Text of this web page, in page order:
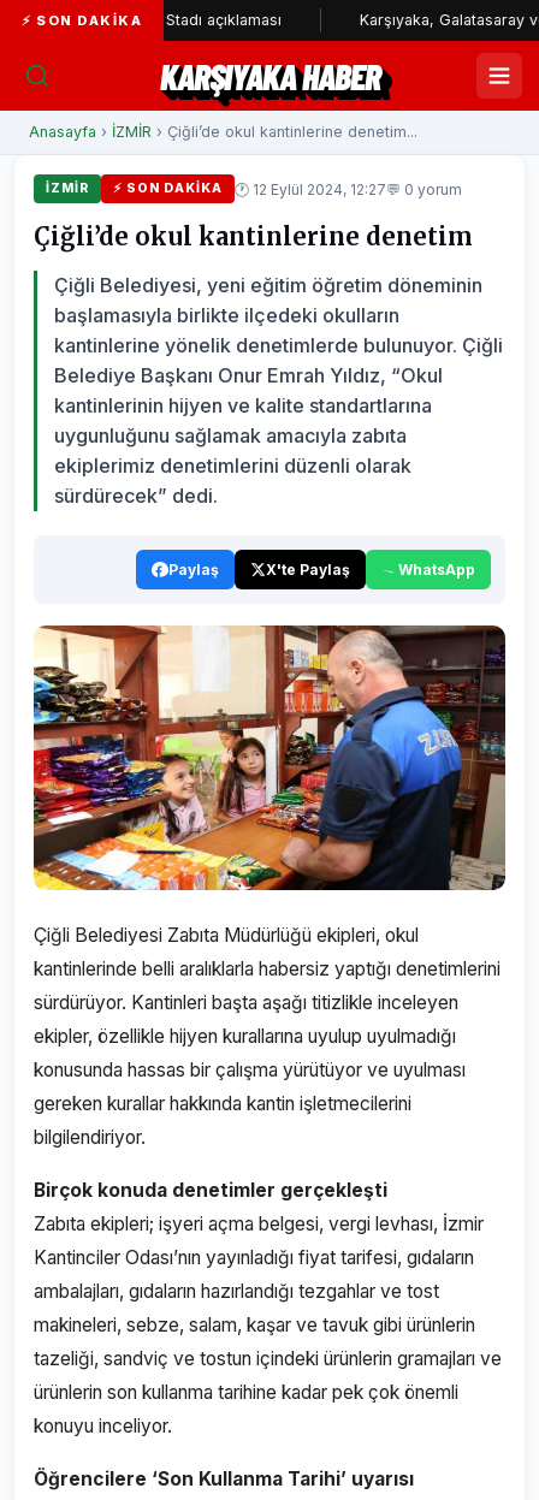
⚡ SON DAKIKA
Karşıyaka Stadı açıklaması Karşıyaka, Galatasaray ve
KARŞIYAKA HABER
Anasayfa › İZMİR › Çiğli’de okul kantinlerine denetim...
İZMİR ⚡ SON DAKIKA 🕐 12 Eylül 2024, 12:27💬 0 yorum
Çiğli’de okul kantinlerine denetim
Çiğli Belediyesi, yeni eğitim öğretim döneminin
başlamasıyla birlikte ilçedeki okulların
kantinlerine yönelik denetimlerde bulunuyor. Çiğli
Belediye Başkanı Onur Emrah Yıldız, “Okul
kantinlerinin hijyen ve kalite standartlarına
uygunluğunu sağlamak amacıyla zabıta
ekiplerimiz denetimlerini düzenli olarak
sürdürecek” dedi.
Paylaş X'te Paylaş WhatsApp
Çiğli Belediyesi Zabıta Müdürlüğü ekipleri, okul
kantinlerinde belli aralıklarla habersiz yaptığı denetimlerini
sürdürüyor. Kantinleri başta aşağı titizlikle inceleyen
ekipler, özellikle hijyen kurallarına uyulup uyulmadığı
konusunda hassas bir çalışma yürütüyor ve uyulması
gereken kurallar hakkında kantin işletmecilerini
bilgilendiriyor.
Birçok konuda denetimler gerçekleşti
Zabıta ekipleri; işyeri açma belgesi, vergi levhası, İzmir
Kantinciler Odası’nın yayınladığı fiyat tarifesi, gıdaların
ambalajları, gıdaların hazırlandığı tezgahlar ve tost
makineleri, sebze, salam, kaşar ve tavuk gibi ürünlerin
tazeliği, sandviç ve tostun içindeki ürünlerin gramajları ve
ürünlerin son kullanma tarihine kadar pek çok önemli
konuyu inceliyor.
Öğrencilere ‘Son Kullanma Tarihi’ uyarısı